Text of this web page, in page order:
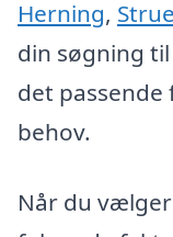
Herning,
din søgning
det
behov.
Når du